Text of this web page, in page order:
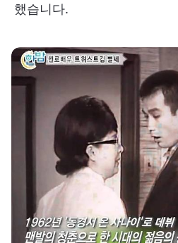
했습니다.